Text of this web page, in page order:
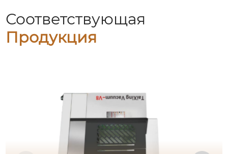
Соответствующая
Продукция